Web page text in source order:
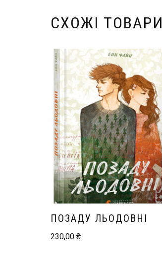
СХОЖІ ТОВАРИ
ПОЗАДУ ЛЬОДОВНІ
230,00 ₴